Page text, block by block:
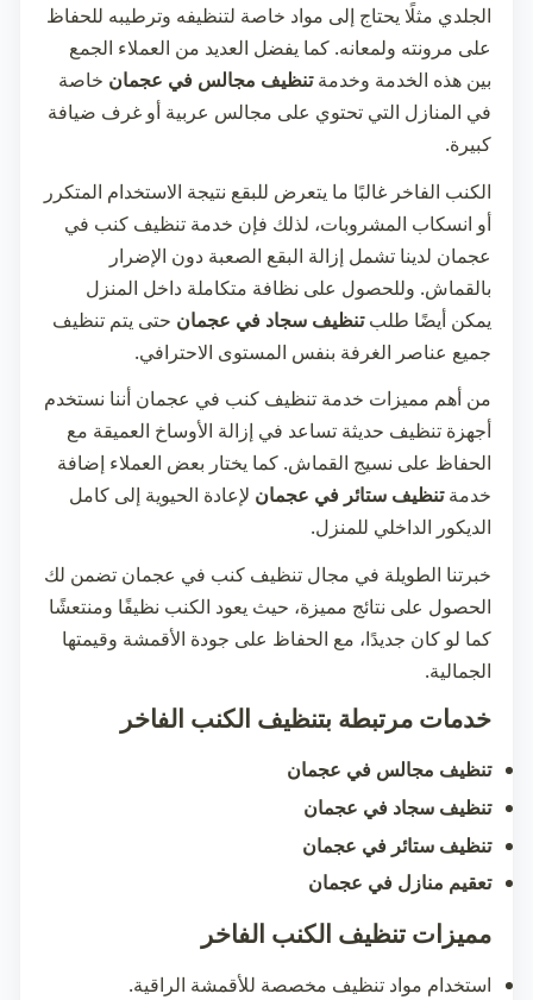
الجلدي مثلًا يحتاج إلى مواد خاصة لتنظيفه وترطيبه للحفاظ
على مرونته ولمعانه. كما يفضل العديد من العملاء الجمع
بين هذه الخدمة وخدمةتنظيف مجالس في عجمان خاصة
في المنازل التي تحتوي على مجالس عربية أو غرف ضيافة
كبيرة.
الكنب الفاخر غالبًا ما يتعرض للبقع نتيجة الاستخدام المتكرر
أو انسكاب المشروبات، لذلك فإن خدمة تنظيف كنب في
عجمان لدينا تشمل إزالة البقع الصعبة دون الإضرار
بالقماش. وللحصول على نظافة متكاملة داخل المنزل
يمكن أيضًا طلبتنظيف سجاد في عجمان حتى يتم تنظيف
جميع عناصر الغرفة بنفس المستوى الاحترافي.
من أهم مميزات خدمة تنظيف كنب في عجمان أننا نستخدم
أجهزة تنظيف حديثة تساعد في إزالة الأوساخ العميقة مع
الحفاظ على نسيج القماش. كما يختار بعض العملاء إضافة
خدمةتنظيف ستائر في عجمان لإعادة الحيوية إلى كامل
الديكور الداخلي للمنزل.
خبرتنا الطويلة في مجال تنظيف كنب في عجمان تضمن لك
الحصول على نتائج مميزة، حيث يعود الكنب نظيفًا ومنتعشًا
كما لو كان جديدًا، مع الحفاظ على جودة الأقمشة وقيمتها
الجمالية.
خدمات مرتبطة بتنظيف الكنب الفاخر
تنظيف مجالس في عجمان
تنظيف سجاد في عجمان
تنظيف ستائر في عجمان
تعقيم منازل في عجمان
مميزات تنظيف الكنب الفاخر
استخدام مواد تنظيف مخصصة للأقمشة الراقية.